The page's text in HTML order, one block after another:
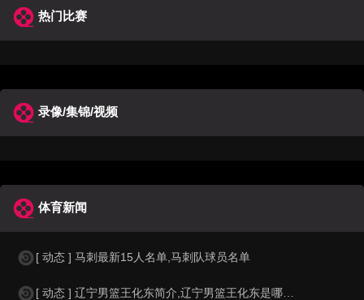
热门比赛
录像/集锦/视频
体育新闻
[ 动态 ] 马刺最新15人名单,马刺队球员名单
[ 动态 ] 辽宁男篮王化东简介,辽宁男篮王化东是哪里人？